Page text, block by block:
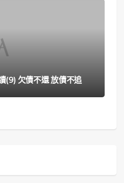
(9) 欠債不還 放債不追